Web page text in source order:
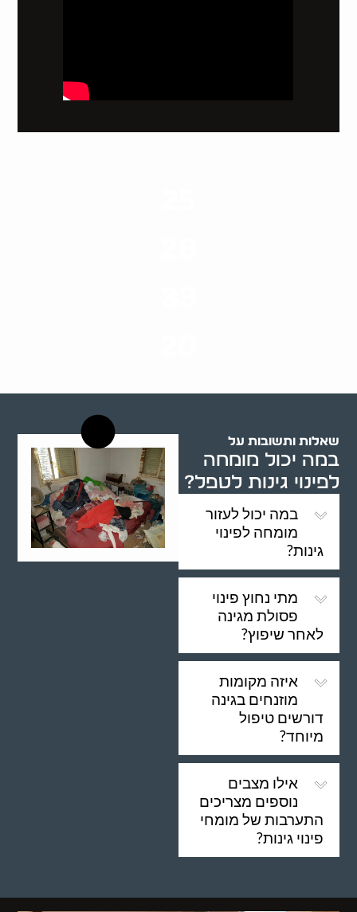
שאלות ותשובות על
במה יכול מומחה
לפינוי גינות לטפל?
במה יכול לעזור
מומחה לפינוי
גינות?
מתי נחוץ פינוי
פסולת מגינה
לאחר שיפוץ?
איזה מקומות
מוזנחים בגינה
דורשים טיפול
מיוחד?
אילו מצבים
נוספים מצריכים
התערבות של מומחי
פינוי גינות?